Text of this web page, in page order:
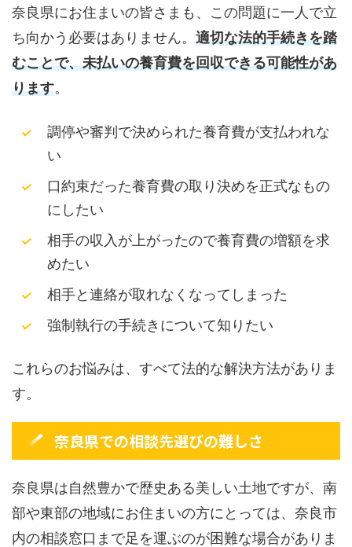
奈良県にお住まいの皆さまも、この問題に一人で立
ち向かう必要はありません。 適切な法的手続きを踏
むことで、未払いの養育費を回収できる可能性があ
ります。
調停や審判で決められた養育費が支払われな
い
口約束だった養育費の取り決めを正式なもの
にしたい
相手の収入が上がったので養育費の増額を求
めたい
相手と連絡が取れなくなってしまった
強制執行の手続きについて知りたい
これらのお悩みは、すべて法的な解決方法がありま
す。
奈良県での相談先選びの難しさ
奈良県は自然豊かで歴史ある美しい土地ですが、南
部や東部の地域にお住まいの方にとっては、奈良市
内の相談窓口まで足を運ぶのが困難な場合がありま